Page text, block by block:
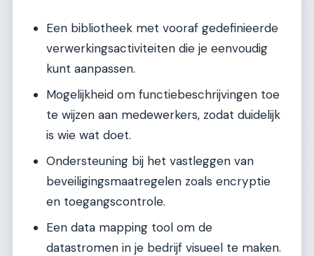
Een bibliotheek met vooraf gedefinieerde
verwerkingsactiviteiten die je eenvoudig
kunt aanpassen.
Mogelijkheid om functiebeschrijvingen toe
te wijzen aan medewerkers, zodat duidelijk
is wie wat doet.
Ondersteuning bij het vastleggen van
beveiligingsmaatregelen zoals encryptie
en toegangscontrole.
Een data mapping tool om de
datastromen in je bedrijf visueel te maken.